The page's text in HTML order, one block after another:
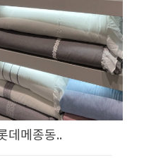
데메종동..